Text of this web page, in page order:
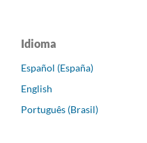
Idioma
Español (España)
English
Português (Brasil)